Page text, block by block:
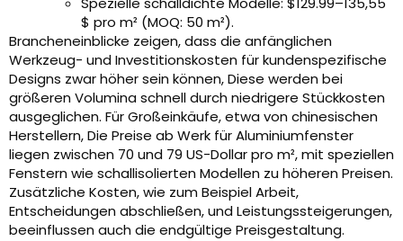
$ pro m² (MOQ: 50 m²).
Brancheneinblicke zeigen, dass die anfänglichen
Werkzeug- und Investitionskosten für kundenspezifische
Designs zwar höher sein können, Diese werden bei
größeren Volumina schnell durch niedrigere Stückkosten
ausgeglichen. Für Großeinkäufe, etwa von chinesischen
Herstellern, Die Preise ab Werk für Aluminiumfenster
liegen zwischen 70 und 79 US-Dollar pro m², mit speziellen
Fenstern wie schallisolierten Modellen zu höheren Preisen.
Zusätzliche Kosten, wie zum Beispiel Arbeit,
Entscheidungen abschließen, und Leistungssteigerungen,
beeinflussen auch die endgültige Preisgestaltung.